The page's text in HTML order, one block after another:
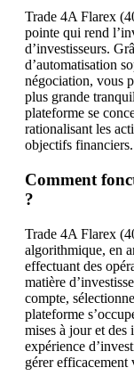
Trade 4A Flarex
pointe qui rend
d’investisseurs.
d’automatisation
négociation, vous
plus grande
plateforme se
rationalisant les
objectifs financiers.
Comment
?
Trade 4A Flarex
algorithmique, en
effectuant des
matière
compte,
plateforme
mises à jour et
expérience
gérer efficacement